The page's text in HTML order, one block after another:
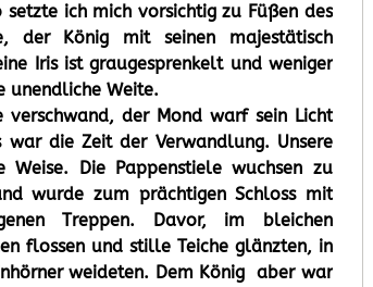
ich mich vorsichtig zu Füßen des
der König mit seinen majestätisch
Iris ist graugesprenkelt und weniger
unendliche Weite.
verschwand, der Mond warf sein Licht
die Zeit der Verwandlung. Unsere
Die Pappenstiele wuchsen zu
wurde zum prächtigen Schloss mit
Treppen. Davor, im bleichen
flossen und stille Teiche glänzten, in
weideten. Dem König aber war